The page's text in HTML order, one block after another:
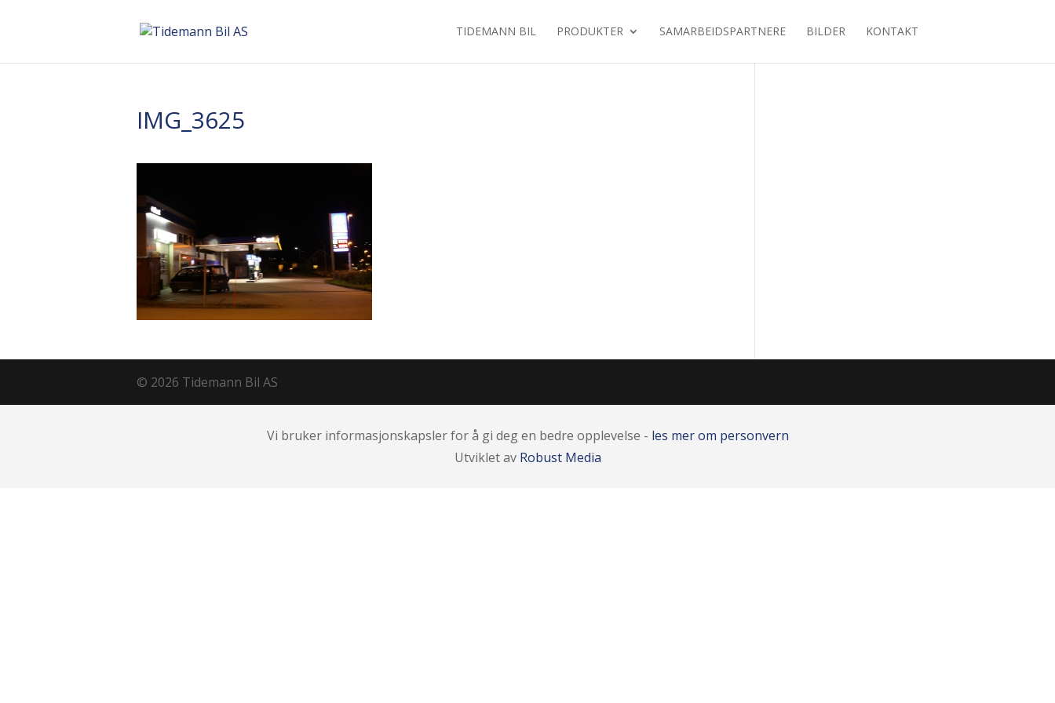
TIDEMANN BIL PRODUKTER SAMARBEIDSPARTNERE BILDER KONTAKT
IMG_3625
© 2026 Tidemann Bil AS
Vi bruker informasjonskapsler for å gi deg en bedre opplevelse - les mer om personvern
Utviklet av Robust Media